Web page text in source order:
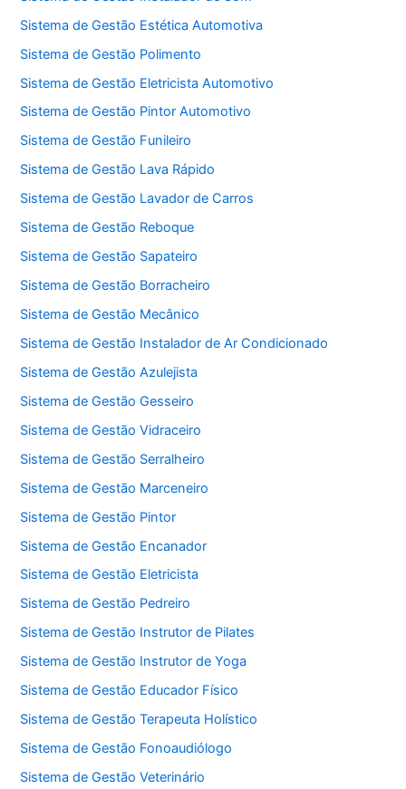
Sistema de Gestão Estética Automotiva
Sistema de Gestão Polimento
Sistema de Gestão Eletricista Automotivo
Sistema de Gestão Pintor Automotivo
Sistema de Gestão Funileiro
Sistema de Gestão Lava Rápido
Sistema de Gestão Lavador de Carros
Sistema de Gestão Reboque
Sistema de Gestão Sapateiro
Sistema de Gestão Borracheiro
Sistema de Gestão Mecânico
Sistema de Gestão Instalador de Ar Condicionado
Sistema de Gestão Azulejista
Sistema de Gestão Gesseiro
Sistema de Gestão Vidraceiro
Sistema de Gestão Serralheiro
Sistema de Gestão Marceneiro
Sistema de Gestão Pintor
Sistema de Gestão Encanador
Sistema de Gestão Eletricista
Sistema de Gestão Pedreiro
Sistema de Gestão Instrutor de Pilates
Sistema de Gestão Instrutor de Yoga
Sistema de Gestão Educador Físico
Sistema de Gestão Terapeuta Holístico
Sistema de Gestão Fonoaudiólogo
Sistema de Gestão Veterinário